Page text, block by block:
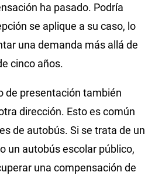
ha pasado. Podría
se aplique a su caso, lo
una demanda más allá de
cinco años.
de presentación también
dirección. Esto es común
de autobús. Si se trata de un
un autobús escolar público,
una compensación de